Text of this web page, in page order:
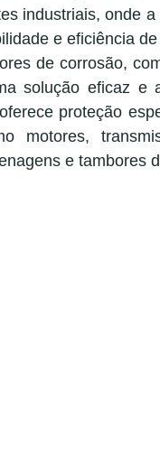
industriais, onde
e eficiência
de corrosão,
solução eficaz e
proteção
motores,
e tambores